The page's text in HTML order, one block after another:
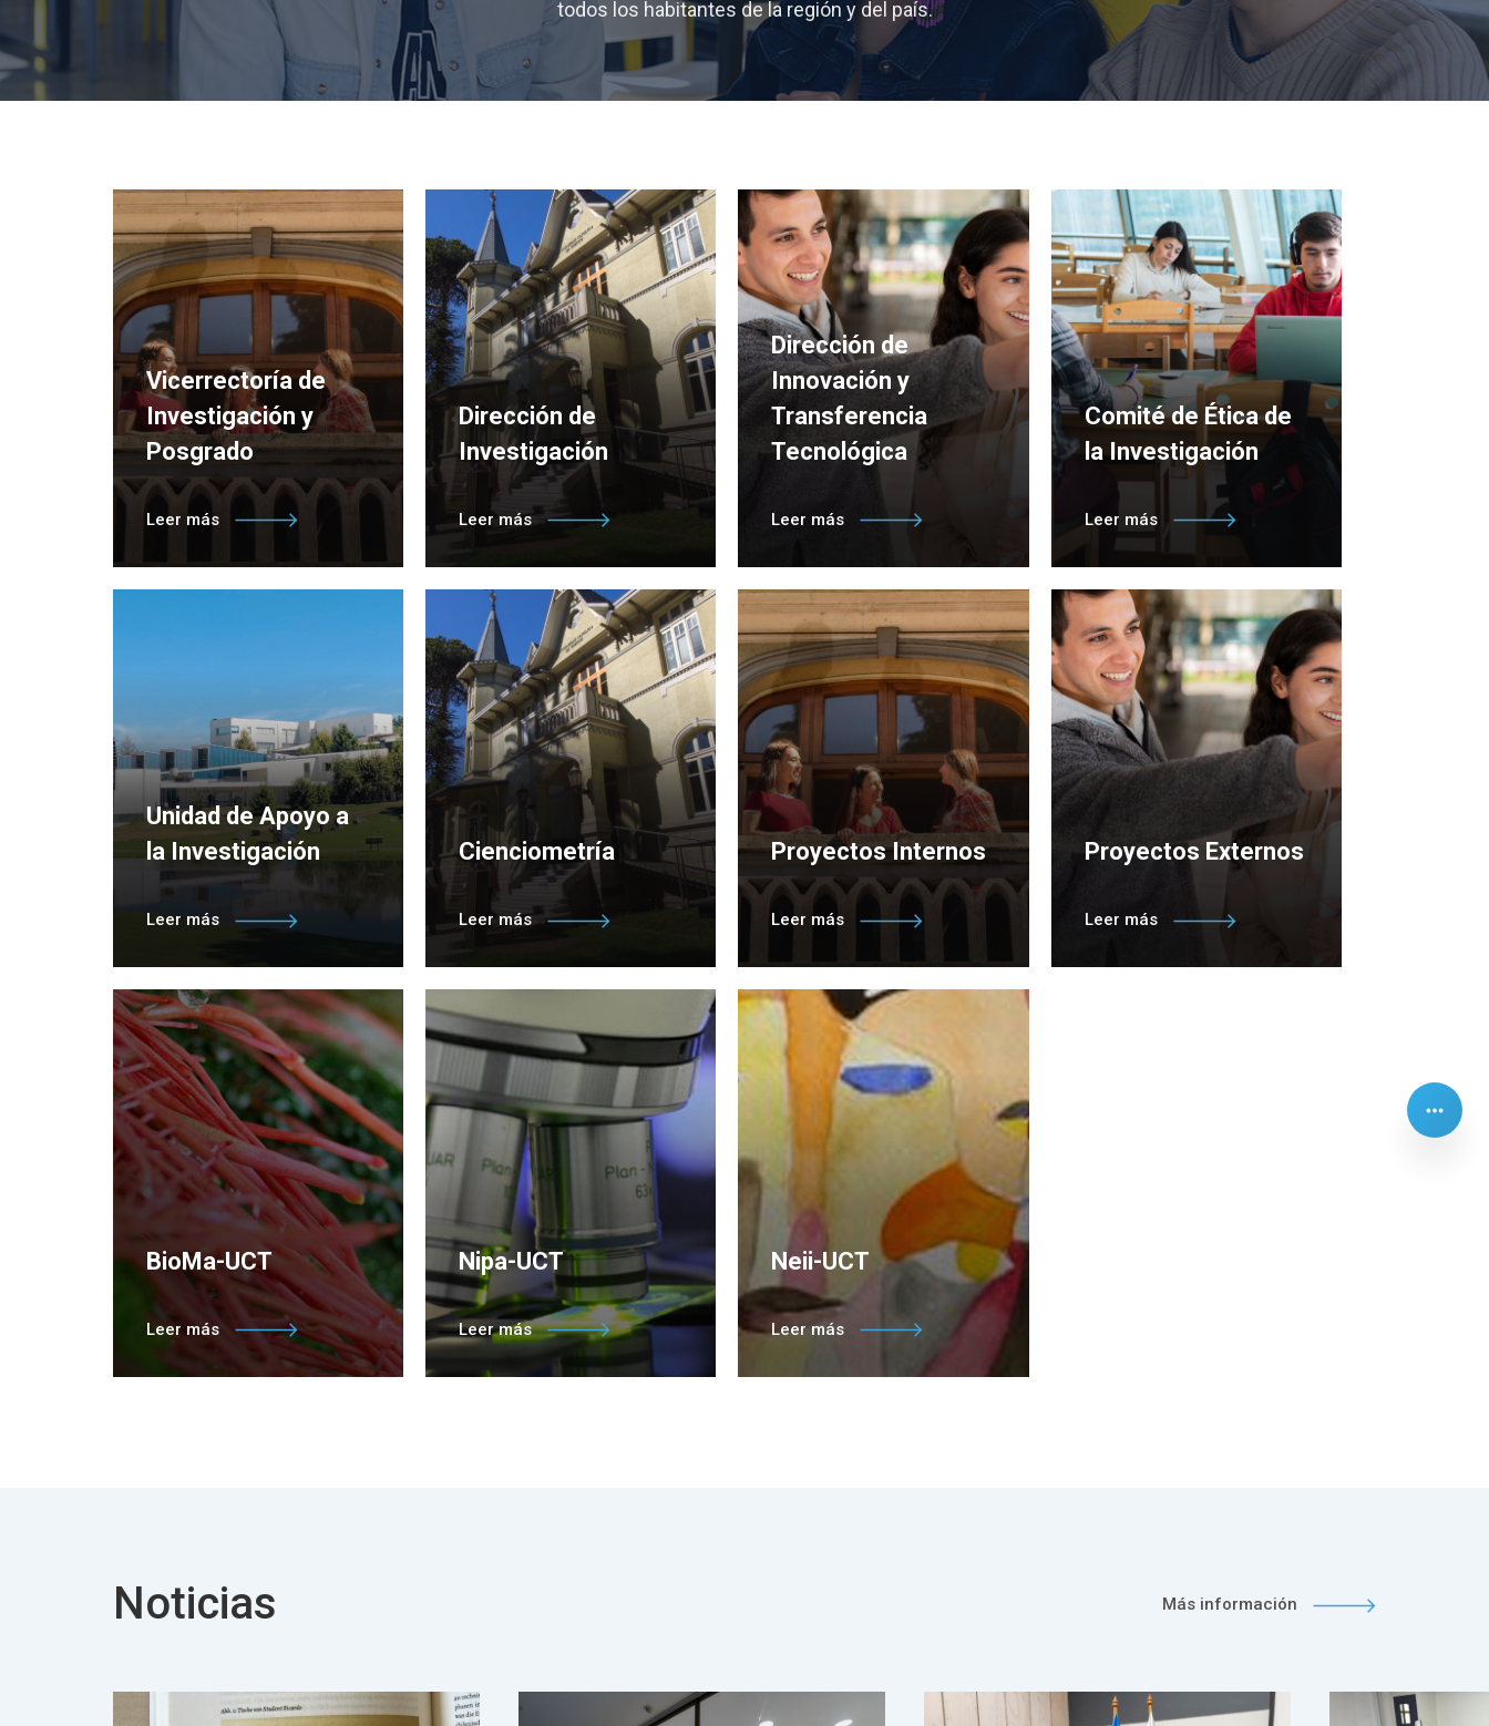
todos los habitantes de la región y del país.
Vicerrectoría de
Investigación y
Posgrado
Ingresa aquí para conocer el
quehacer de la Vicerrectoría
Leer más
Dirección de
Investigación
Ingresa aquí para conocer la
Dirección de Investigación
Leer más
Dirección de
Innovación y
Transferencia
Tecnológica
Dirección de Innovación y
Leer más
Comité de Ética de
la Investigación
Conoce el Comité de Ética
de la Investigación de la
Temuco
Leer más
Unidad de Apoyo a
la Investigación
potenciar la investigación de
Leer más
Cienciometría
Unidad que permite la
gestión de información de
institución
Leer más
Proyectos Internos
Unidad que apoya a la
comunidad académica en la
investigación internos
Leer más
Proyectos Externos
Unidad que apoya a la
comunidad académica en la
Leer más
BioMa-UCT
Núcleo de Investigación en
Bioproductos y Materiales
Avanzados
Leer más
Nipa-UCT
Núcleo de Investigación en
Producción Alimentaria
Leer más
Neii-UCT
El Núcleo de Investigación
en Estudios Interétnicos e
Leer más
Noticias Más información